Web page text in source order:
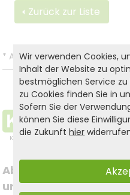
Zurück zur Liste
* Alle Preise inkl. gesetzl.
Abonnieren Sie jetzt
unseren Newsletter
Wir verwenden Cookies,
Inhalt der Website zu
bestmöglichen Service
zu Cookies finden Sie in
Sofern Sie der
können Sie diese
die Zukunfthier